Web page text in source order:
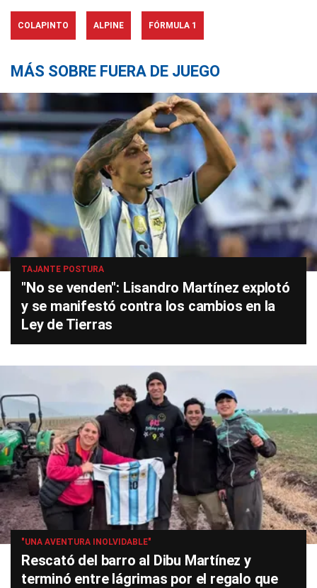
COLAPINTO ALPINE FÓRMULA 1
MÁS SOBRE FUERA DE JUEGO
TAJANTE POSTURA
"No se venden": Lisandro Martínez explotó
y se manifestó contra los cambios en la
Ley de Tierras
"UNA AVENTURA INOLVIDABLE"
Rescató del barro al Dibu Martínez y
terminó entre lágrimas por el regalo que